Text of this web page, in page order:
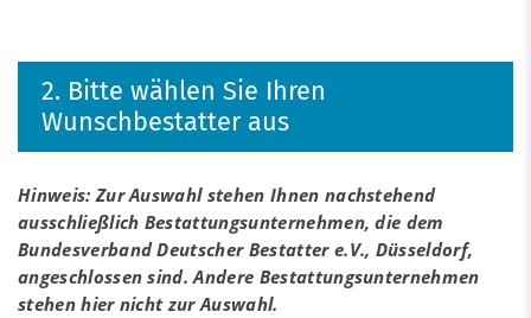
2. Bitte wählen Sie Ihren
Wunschbestatter aus
Hinweis: Zur Auswahl stehen Ihnen nachstehend
ausschließlich Bestattungsunternehmen, die dem
Bundesverband Deutscher Bestatter e.V., Düsseldorf,
angeschlossen sind. Andere Bestattungsunternehmen
stehen hier nicht zur Auswahl.